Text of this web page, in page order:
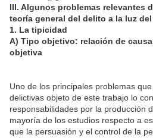
III. Algunos problemas relevantes
teoría general del delito a la luz
1. La tipicidad
A) Tipo objetivo: relación de
objetiva
Uno de los principales problemas
delictivas objeto de este trabajo lo
responsabilidades por la producción
mayoría de los estudios respecto a
que la persuasión y el control de la